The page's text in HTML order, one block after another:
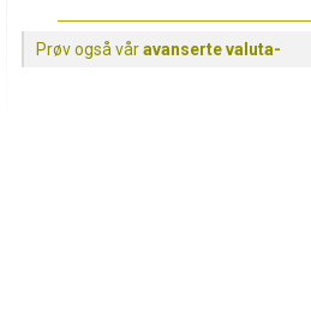
Prøv også våravanserte valuta-